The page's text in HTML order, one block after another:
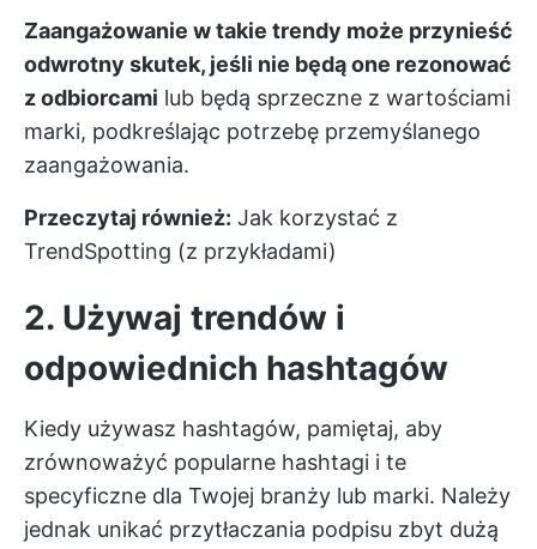
Zaangażowanie w takie trendy może przynieść
odwrotny skutek, jeśli nie będą one rezonować
z odbiorcami lub będą sprzeczne z wartościami
marki, podkreślając potrzebę przemyślanego
zaangażowania.
Przeczytaj również: Jak korzystać z
TrendSpotting (z przykładami)
2. Używaj trendów i
odpowiednich hashtagów
Kiedy używasz hashtagów, pamiętaj, aby
zrównoważyć popularne hashtagi i te
specyficzne dla Twojej branży lub marki. Należy
jednak unikać przytłaczania podpisu zbyt dużą